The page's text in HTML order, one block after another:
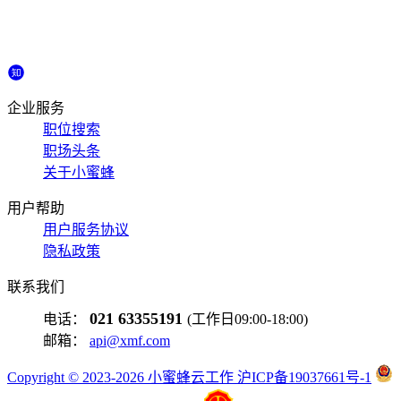
企业服务
职位搜索
职场头条
关于小蜜蜂
用户帮助
用户服务协议
隐私政策
联系我们
电话： 021 63355191 (工作日09:00-18:00)
邮箱： api@xmf.com
Copyright © 2023-2026 小蜜蜂云工作 沪ICP备19037661号-1